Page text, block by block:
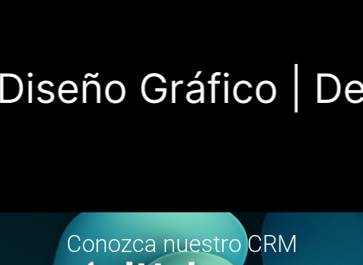
Gráfico |
Conozca nuestro CRM